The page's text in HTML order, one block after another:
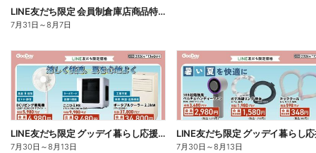
LINE友だち限定 会員制倉庫店商品特集
7月31日 ～8月7日
LINE友だち限定 グッデイ暮らし応援祭チラシ 表面
7月30日 ～8月13日 7月30日 ～8月13日